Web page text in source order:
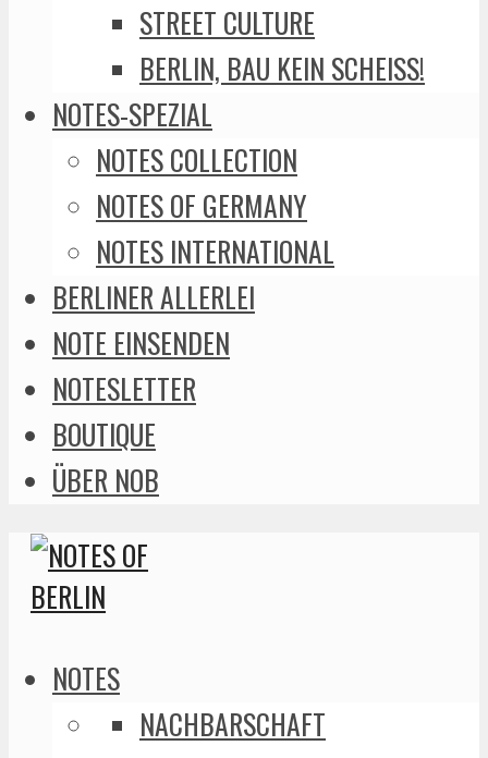
STREET CULTURE
BERLIN, BAU KEIN SCHEISS!
NOTES-SPEZIAL
NOTES COLLECTION
NOTES OF GERMANY
NOTES INTERNATIONAL
BERLINER ALLERLEI
NOTE EINSENDEN
NOTESLETTER
BOUTIQUE
ÜBER NOB
NOTES
NACHBARSCHAFT